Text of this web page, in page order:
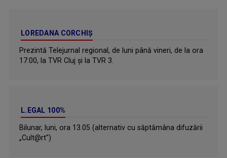
LOREDANA CORCHIȘ
Prezintă Telejurnal regional, de luni până vineri, de la ora
17:00, la TVR Cluj și la TVR 3.
L.EGAL 100%
Bilunar, luni, ora 13.05 (alternativ cu săptămâna difuzării
„Cult@rt")